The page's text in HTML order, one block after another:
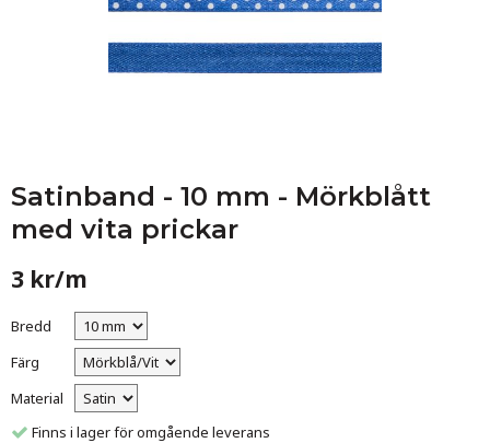
Satinband - 10 mm - Mörkblått
med vita prickar
3 kr/m
Bredd
Färg
Material
Finns i lager för omgående leverans